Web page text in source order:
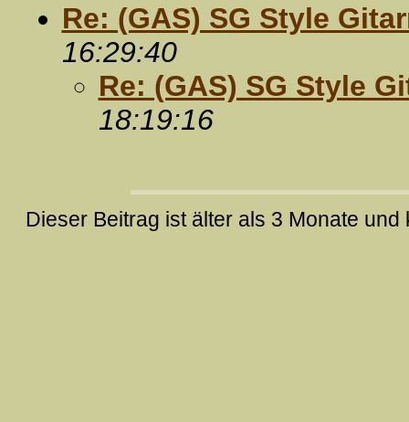
Re: (GAS) SG Style
16:29:40
Re: (GAS) SG Style
18:19:16
Dieser Beitrag ist älter als 3 Monate